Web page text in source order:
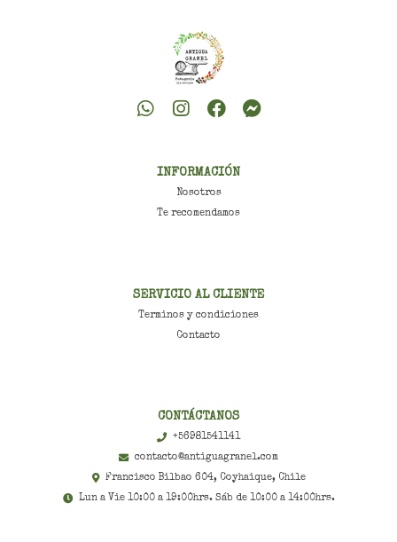
INFORMACIÓN
Nosotros
Te recomendamos
SERVICIO AL CLIENTE
Terminos y condiciones
Contacto
CONTÁCTANOS
+56981541141
contacto@antiguagranel.com
Francisco Bilbao 604, Coyhaique, Chile
Lun a Vie 10:00 a 19:00hrs. Sáb de 10:00 a 14:00hrs.